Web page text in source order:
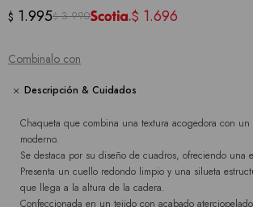
$ 1.995$ 3.990 $ 1.696
Combinalo con
Descripción & Cuidados
Chaqueta que combina una textura acogedora con un
moderno.
Se destaca por su diseño de cuadros, ofreciendo una
Presenta un cuello redondo limpio y una silueta
que llega a la altura de la cadera.
Confeccionada en un tejido con acabado